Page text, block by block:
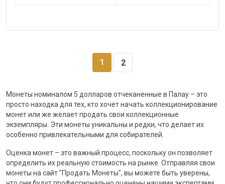
1 2
Монеты номиналом 5 долларов отчеканенные в Палау – это
просто находка для тех, кто хочет начать коллекционирование
монет или же желает продать свои коллекционные
экземпляры. Эти монеты уникальны и редки, что делает их
особенно привлекательными для собирателей.
Оценка монет – это важный процесс, поскольку он позволяет
определить их реальную стоимость на рынке. Отправляя свои
монеты на сайт "Продать Монеты", вы можете быть уверены,